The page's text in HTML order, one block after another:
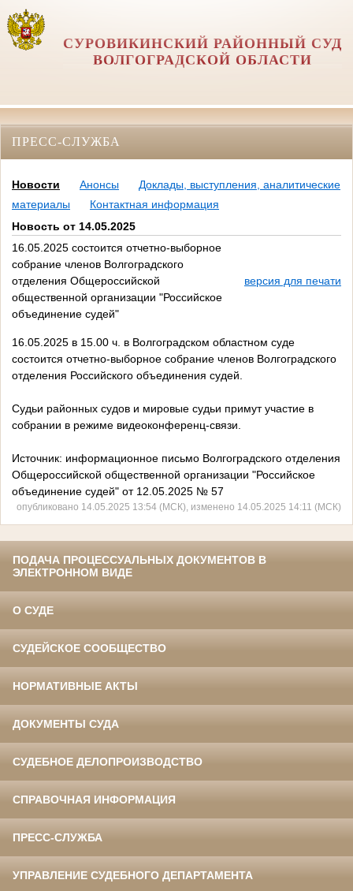
СУРОВИКИНСКИЙ РАЙОННЫЙ СУД
ВОЛГОГРАДСКОЙ ОБЛАСТИ
ПРЕСС-СЛУЖБА
Новости Анонсы
Доклады, выступления, аналитические
материалы
Контактная информация
Новость от 14.05.2025
16.05.2025 состоится отчетно-выборное
собрание членов Волгоградского
отделения Общероссийской
общественной организации "Российское
объединение судей"
версия для печати
16.05.2025 в 15.00 ч. в Волгоградском областном суде
состоится отчетно-выборное собрание членов Волгоградского
отделения Российского объединения судей.
Судьи районных судов и мировые судьи примут участие в
собрании в режиме видеоконференц-связи.
Источник: информационное письмо Волгоградского отделения
Общероссийской общественной организации "Российское
объединение судей" от 12.05.2025 № 57
опубликовано 14.05.2025 13:54 (МСК), изменено 14.05.2025 14:11 (МСК)
ПОДАЧА ПРОЦЕССУАЛЬНЫХ ДОКУМЕНТОВ В
ЭЛЕКТРОННОМ ВИДЕ
О СУДЕ
СУДЕЙСКОЕ СООБЩЕСТВО
НОРМАТИВНЫЕ АКТЫ
ДОКУМЕНТЫ СУДА
СУДЕБНОЕ ДЕЛОПРОИЗВОДСТВО
СПРАВОЧНАЯ ИНФОРМАЦИЯ
ПРЕСС-СЛУЖБА
УПРАВЛЕНИЕ СУДЕБНОГО ДЕПАРТАМЕНТА